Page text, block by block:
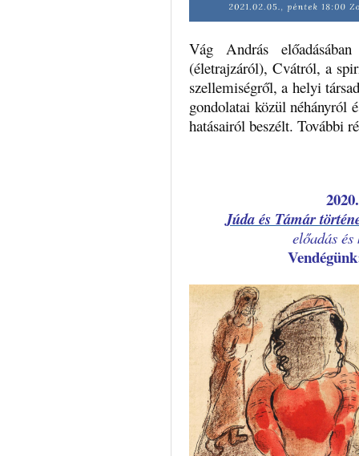
Vág András
(életrajzáról), Cvátról, a
szellemiségről, a helyi
gondolatai közül néhányról
hatásairól beszélt. További r
Júda és Támár
előadás